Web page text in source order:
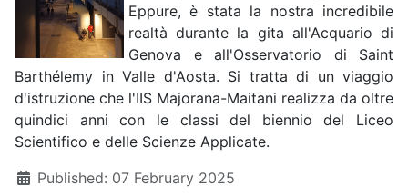
Eppure, è stata la nostra incredibile
realtà durante la gita all'Acquario di
Genova e all'Osservatorio di Saint
Barthélemy in Valle d'Aosta. Si tratta di un viaggio
d'istruzione che l'IIS Majorana-Maitani realizza da oltre
quindici anni con le classi del biennio del Liceo
Scientifico e delle Scienze Applicate.
DetailsPublished: 07 February 2025